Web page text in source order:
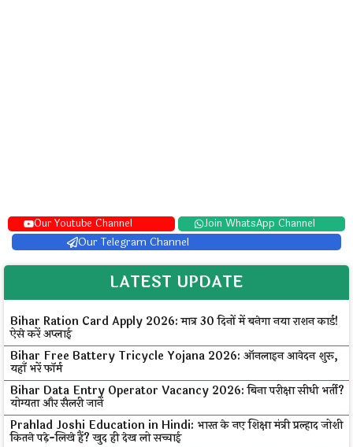
Our Youtube Channel Join WhatsApp Channel
Our Telegram Channel
LATEST UPDATE
Bihar Ration Card Apply 2026: मात्र 30 दिनों में बनेगा नया राशन कार्ड!
ऐसे करें अप्लाई
Bihar Free Battery Tricycle Yojana 2026: ऑनलाइन आवेदन शुरू,
यहाँ भरें फॉर्म
Bihar Data Entry Operator Vacancy 2026: बिना परीक्षा सीधी भर्ती?
योग्यता और सैलरी जानें
Prahlad Joshi Education in Hindi: भारत के नए शिक्षा मंत्री प्रल्हाद जोशी
कितने पढ़े-लिखे हैं? खुद ही देख लो सच्चाई